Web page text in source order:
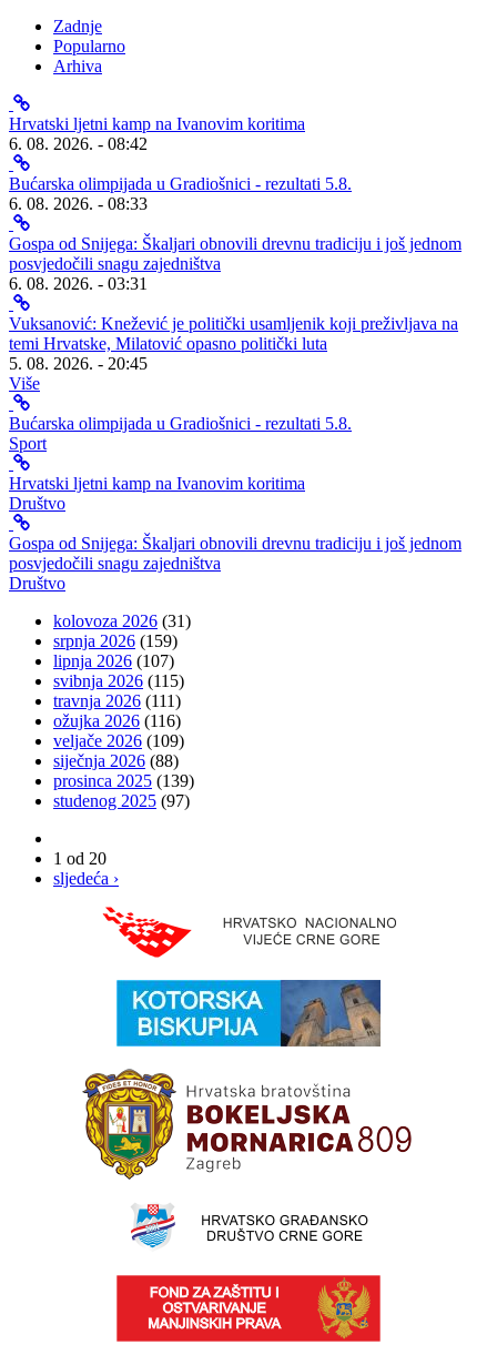
Zadnje
Popularno
Arhiva
Hrvatski ljetni kamp na Ivanovim koritima
6. 08. 2026. - 08:42
Bućarska olimpijada u Gradiošnici - rezultati 5.8.
6. 08. 2026. - 08:33
Gospa od Snijega: Škaljari obnovili drevnu tradiciju i još jednom
posvjedočili snagu zajedništva
6. 08. 2026. - 03:31
Vuksanović: Knežević je politički usamljenik koji preživljava na
temi Hrvatske, Milatović opasno politički luta
5. 08. 2026. - 20:45
Više
Bućarska olimpijada u Gradiošnici - rezultati 5.8.
Sport
Hrvatski ljetni kamp na Ivanovim koritima
Društvo
Gospa od Snijega: Škaljari obnovili drevnu tradiciju i još jednom
posvjedočili snagu zajedništva
Društvo
kolovoza 2026 (31)
srpnja 2026 (159)
lipnja 2026 (107)
svibnja 2026 (115)
travnja 2026 (111)
ožujka 2026 (116)
veljače 2026 (109)
siječnja 2026 (88)
prosinca 2025 (139)
studenog 2025 (97)
1 od 20
sljedeća ›